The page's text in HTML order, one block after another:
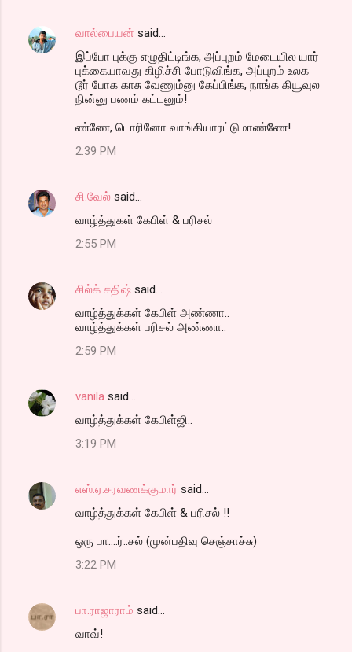
வால்பையன் said…
இப்போ புக்கு எழுதிட்டிங்க, அப்புறம் மேடையில யார்
புக்கையாவது கிழிச்சி போடுவிங்க, அப்புறம் உலக
டூர் போக காசு வேணும்னு கேப்பிங்க, நாங்க கியூவுல
நின்னு பணம் கட்டனும்!
ண்ணே, டொரினோ வாங்கியாரட்டுமாண்ணே!
2:39 PM
சி.வேல் said…
வாழ்த்துகள் கேபிள் & பரிசல்
2:55 PM
சில்க் சதிஷ் said…
வாழ்த்துக்கள் கேபிள் அண்ணா..
வாழ்த்துக்கள் பரிசல் அண்ணா..
2:59 PM
vanila said…
வாழ்த்துக்கள் கேபிள்ஜி..
3:19 PM
எஸ்.ஏ.சரவணக்குமார் said…
வாழ்த்துக்கள் கேபிள் & பரிசல் !!
ஒரு பா....ர்..சல் (முன்பதிவு செஞ்சாச்சு)
3:22 PM
பா.ராஜாராம் said…
வாவ்!